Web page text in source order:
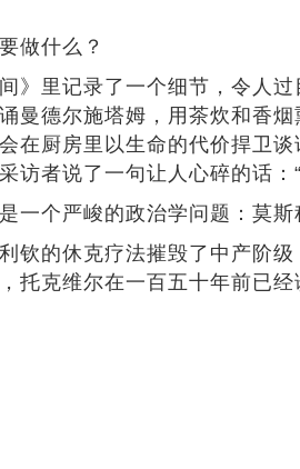
做什么？
里记录了一个细节，令人过
曼德尔施塔姆，用茶炊和香
在厨房里以生命的代价捍卫
访者说了一句让人心碎的话：
个严峻的政治学问题：莫斯
的休克疗法摧毁了中产阶级
托克维尔在一百五十年前已